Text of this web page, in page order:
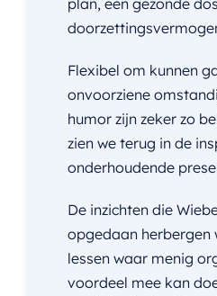
plan, een gezonde
Flexibel om kunnen
onvoorziene
humor zijn zeker zo
zien we terug in de
onderhoudende
De inzichten die
opgedaan herbergen
lessen waar menig
voordeel mee kan